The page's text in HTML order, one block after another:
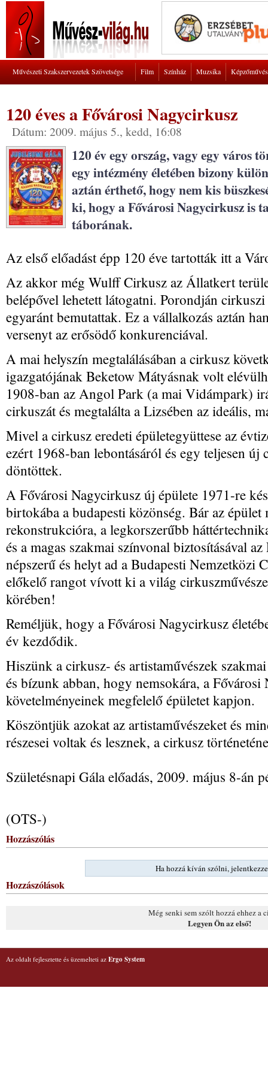
Művészeti Szakszervezetek Szövetsége Film Színház Muzsika
120 éves a Fővárosi Nagycirkusz
Dátum: 2009. május 5., kedd, 16:08
120 év egy ország, vagy egy város
egy intézmény életében bizony
aztán érthető, hogy nem kis
ki, hogy a Fővárosi Nagycirkusz is
táborának.
Az első előadást épp 120 éve tartották itt a
Az akkor még Wulff Cirkusz az Állatkert
belépővel lehetett látogatni. Porondján
egyaránt bemutattak. Ez a vállalkozás aztán
versenyt az erősödő konkurenciával.
A mai helyszín megtalálásában a cirkusz
igazgatójának Beketow Mátyásnak volt
1908-ban az Angol Park (a mai Vidámpark)
cirkuszát és megtalálta a Lizsében az ideális,
Mivel a cirkusz eredeti épületegyüttese az
ezért 1968-ban lebontásáról és egy teljesen új
döntöttek.
A Fővárosi Nagycirkusz új épülete 1971-re
birtokába a budapesti közönség. Bár az épület
rekonstrukcióra, a legkorszerűbb
és a magas szakmai színvonal biztosításával
népszerű és helyt ad a Budapesti Nemzetközi
előkelő rangot vívott ki a világ
körében!
Reméljük, hogy a Fővárosi Nagycirkusz
év kezdődik.
Hiszünk a cirkusz- és artistaművészek
és bízunk abban, hogy nemsokára, a Fővárosi
követelményeinek megfelelő épületet kapjon.
Köszöntjük azokat az artistaművészeket és
részesei voltak és lesznek, a cirkusz
Születésnapi Gála előadás, 2009. május 8-án
(OTS-)
Hozzászólás
Ha hozzá kíván szólni,
Hozzászólások
Még senki sem szólt hozzá ehhez a
Legyen Ön az első!
Az oldalt fejlesztette és üzemelteti az Ergo System